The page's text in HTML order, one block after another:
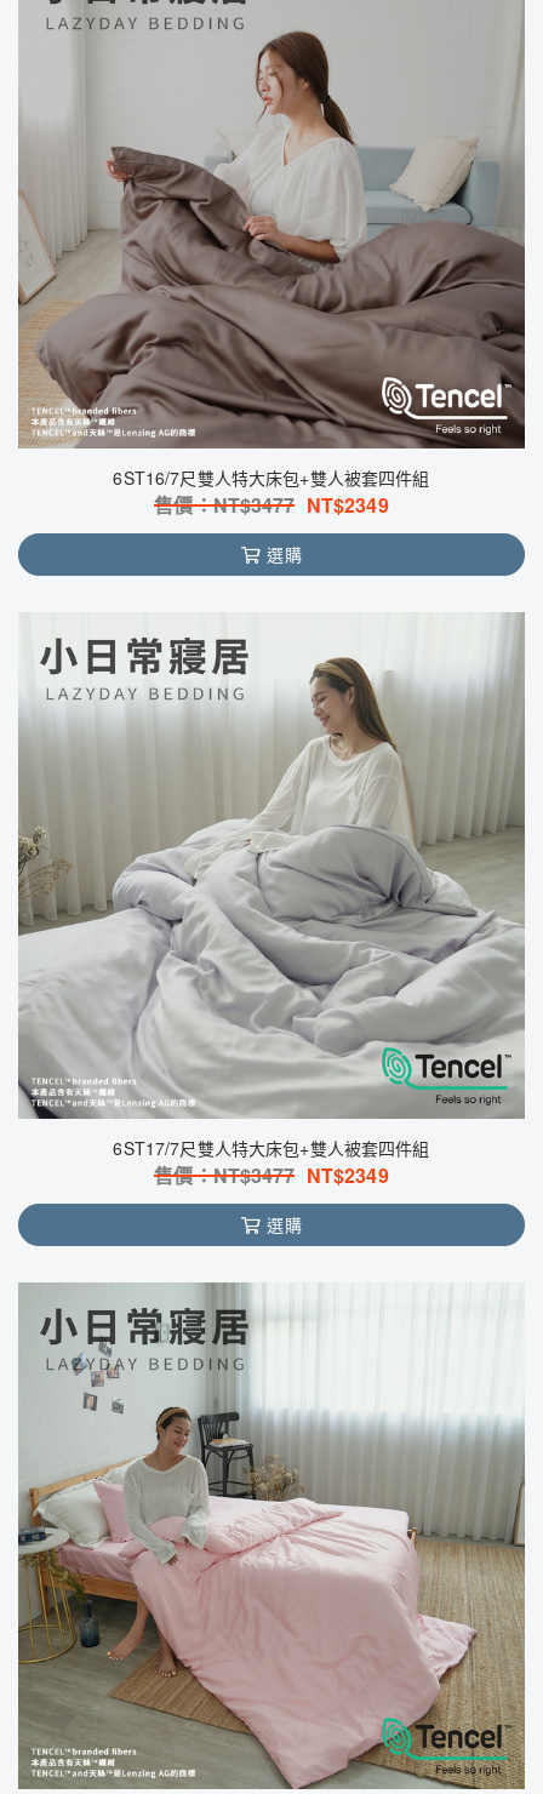
6ST16/7尺雙人特大床包+雙人被套四件組
售價：NT$3477 NT$2349
選購
6ST17/7尺雙人特大床包+雙人被套四件組
售價：NT$3477 NT$2349
選購